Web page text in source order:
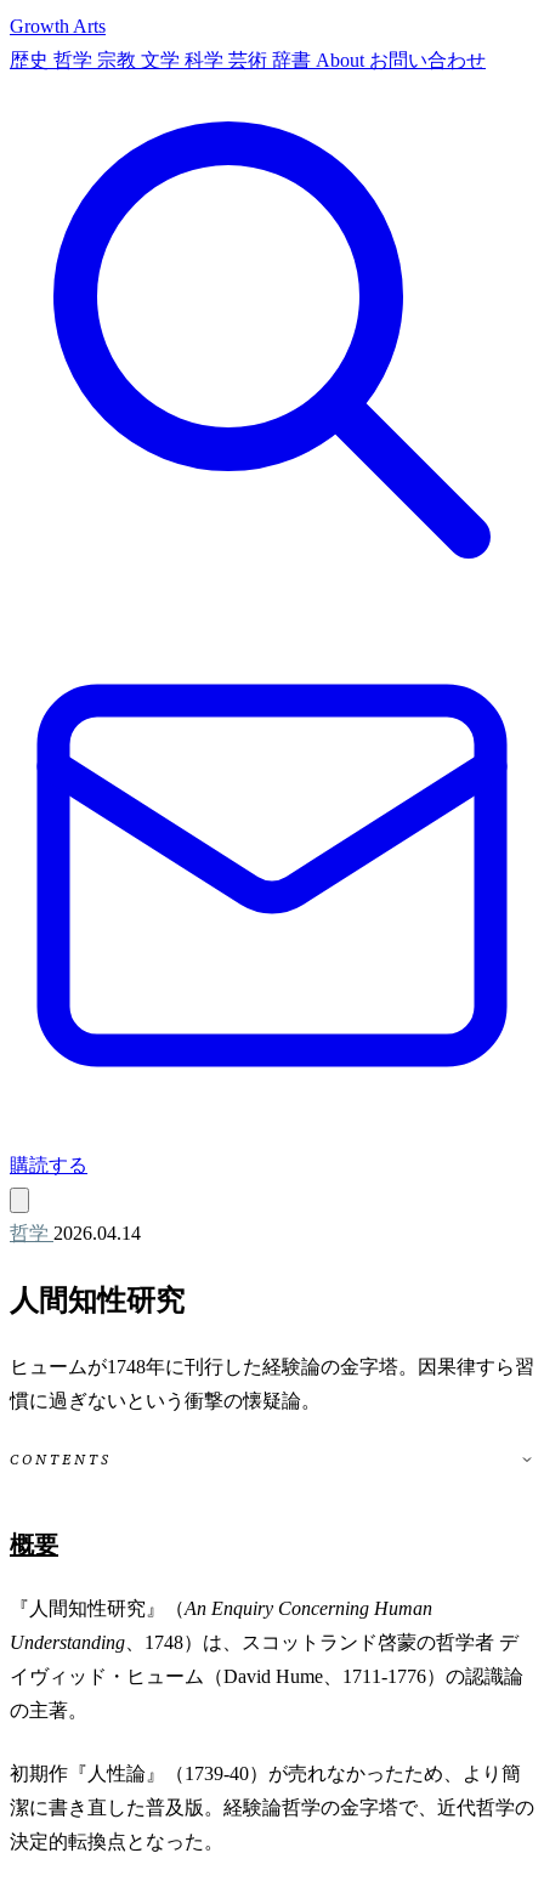
Growth Arts
歴史 哲学 宗教 文学 科学 芸術 辞書 About お問い合わせ
購読する
哲学 2026.04.14
人間知性研究
ヒュームが1748年に刊行した経験論の金字塔。因果律すら習
慣に過ぎないという衝撃の懐疑論。
CONTENTS
概要
『人間知性研究』（An Enquiry Concerning Human
Understanding 、1748）は、スコットランド啓蒙の哲学者 デ
イヴィッド・ヒューム（David Hume、1711-1776）の認識論
の主著。
初期作『人性論』（1739-40）が売れなかったため、より簡
潔に書き直した普及版。経験論哲学の金字塔で、近代哲学の
決定的転換点となった。